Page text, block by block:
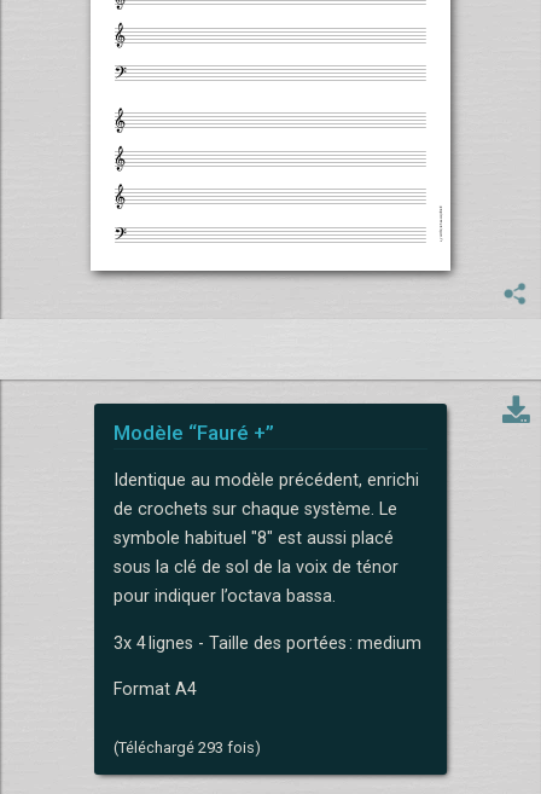
Modèle “Fauré +”
Identique au modèle précédent, enrichi
de crochets sur chaque système. Le
symbole habituel "8" est aussi placé
sous la clé de sol de la voix de ténor
pour indiquer l’octava bassa.
3x 4 lignes - Taille des portées : medium
Format A4
(Téléchargé 293 fois)